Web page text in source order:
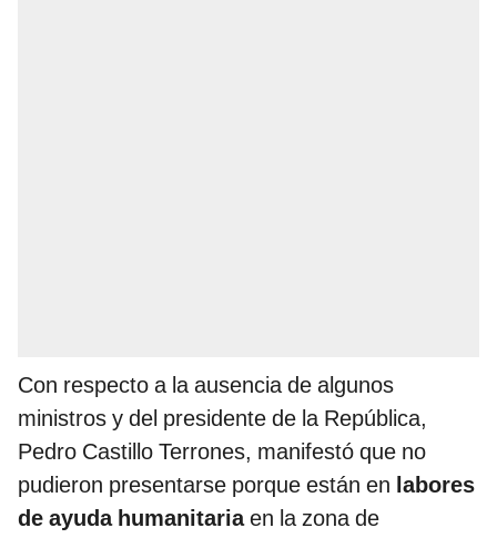
Con respecto a la ausencia de algunos
ministros y del presidente de la República,
Pedro Castillo Terrones, manifestó que no
pudieron presentarse porque están en labores
de ayuda humanitariaen la zona de